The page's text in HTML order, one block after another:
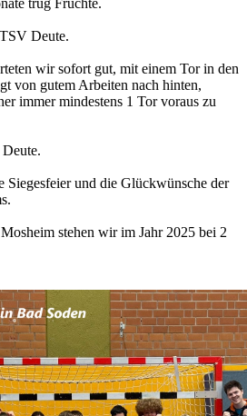
trug Früchte.
Deute.
wir sofort gut, mit einem Tor in den
von gutem Arbeiten nach hinten,
immer mindestens 1 Tor voraus zu
und die Glückwünsche der
stehen wir im Jahr 2025 bei 2